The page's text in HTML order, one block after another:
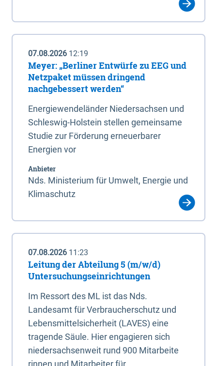
07.08.2026 12:19
Meyer: „Berliner Entwürfe zu EEG und
Netzpaket müssen dringend
nachgebessert werden“
Energiewendeländer Niedersachsen und
Schleswig-Holstein stellen gemeinsame
Studie zur Förderung erneuerbarer
Energien vor
Anbieter
Nds. Ministerium für Umwelt, Energie und
Klimaschutz
07.08.2026 11:23
Leitung der Abteilung 5 (m/w/d)
Untersuchungseinrichtungen
Im Ressort des ML ist das Nds.
Landesamt für Verbraucherschutz und
Lebensmittelsicherheit (LAVES) eine
tragende Säule. Hier engagieren sich
niedersachsenweit rund 900 Mitarbeite